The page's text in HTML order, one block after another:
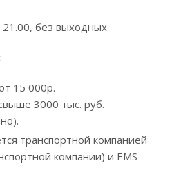
без выходных.
15 000р.
3000 тыс. руб.
транспортной компанией
компании) и EMS